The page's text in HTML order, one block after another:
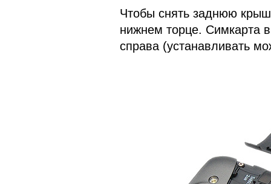
Чтобы снять заднюю
нижнем торце. Симкарта
справа (устанавливать